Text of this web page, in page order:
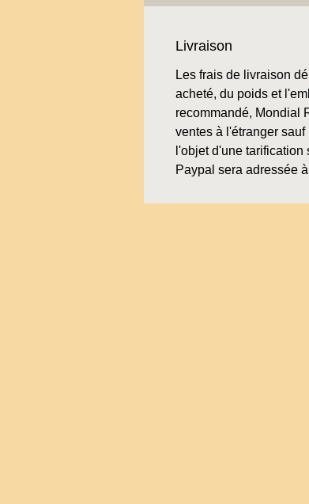
Livraison
Les frais de livraison
acheté, du poids et
recommandé, Mondial
ventes à l'étranger
l'objet d'une
Paypal sera adressée